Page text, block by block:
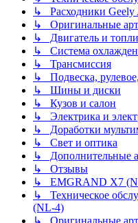
↳ Расходники Geely
↳ Оригинальные
↳ Двигатель и
↳ Система
↳ Трансмиссия
↳ Подвеска,
↳ Шины и диски
↳ Кузов и салон
↳ Электрика и
↳ Доработки
↳ Свет и оптика
↳ Дополнительные
↳ Отзывы
↳ EMGRAND X7
↳ Техническое
(NL-4)
↳ Оригинальные